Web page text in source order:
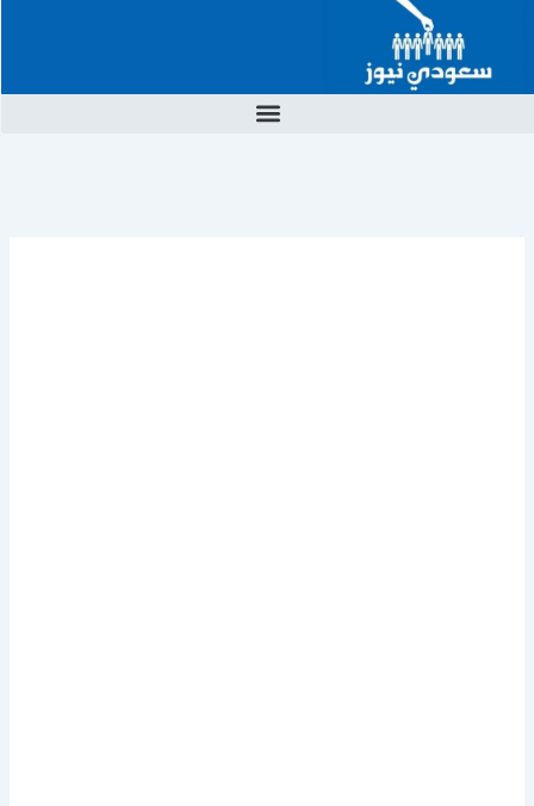
المحتوى